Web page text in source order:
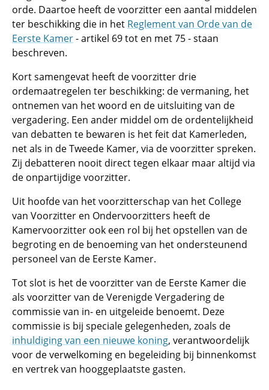
orde. Daartoe heeft de voorzitter een aantal middelen
ter beschikking die in het Reglement van Orde van de
Eerste Kamer- artikel 69 tot en met 75 - staan
beschreven.
Kort samengevat heeft de voorzitter drie
ordemaatregelen ter beschikking: de vermaning, het
ontnemen van het woord en de uitsluiting van de
vergadering. Een ander middel om de ordentelijkheid
van debatten te bewaren is het feit dat Kamerleden,
net als in de Tweede Kamer, via de voorzitter spreken.
Zij debatteren nooit direct tegen elkaar maar altijd via
de onpartijdige voorzitter.
Uit hoofde van het voorzitterschap van het College
van Voorzitter en Ondervoorzitters heeft de
Kamervoorzitter ook een rol bij het opstellen van de
begroting en de benoeming van het ondersteunend
personeel van de Eerste Kamer.
Tot slot is het de voorzitter van de Eerste Kamer die
als voorzitter van de Verenigde Vergadering de
commissie van in- en uitgeleide benoemt. Deze
commissie is bij speciale gelegenheden, zoals de
inhuldiging van een nieuwe koning, verantwoordelijk
voor de verwelkoming en begeleiding bij binnenkomst
en vertrek van hooggeplaatste gasten.